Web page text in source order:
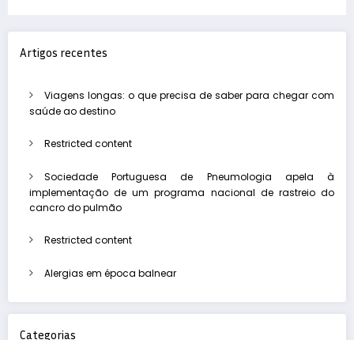
Artigos recentes
Viagens longas: o que precisa de saber para chegar com
saúde ao destino
Restricted content
Sociedade Portuguesa de Pneumologia apela à
implementação de um programa nacional de rastreio do
cancro do pulmão
Restricted content
Alergias em época balnear
Categorias